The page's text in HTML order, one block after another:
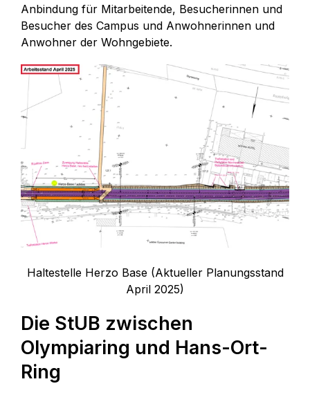
Anbindung für Mitarbeitende, Besucherinnen und
Besucher des Campus und Anwohnerinnen und
Anwohner der Wohngebiete.
Haltestelle Herzo Base (Aktueller Planungsstand
April 2025)
Die StUB zwischen
Olympiaring und Hans-Ort-
Ring